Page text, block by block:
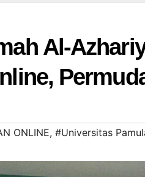
Al-
ONLINE, #Universitas